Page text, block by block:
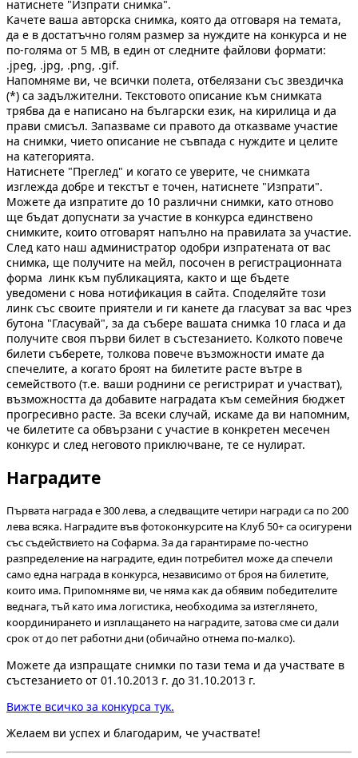
натиснете "Изпрати снимка".
Качете ваша авторска снимка, която да отговаря на темата,
да е в достатъчно голям размер за нуждите на конкурса и не
по-голяма от 5 МВ, в един от следните файлови формати:
.jpeg, .jpg, .png, .gif.
Напомняме ви, че всички полета, отбелязани със звездичка
(*) са задължителни. Текстовото описание към снимката
трябва да е написано на български език, на кирилица и да
прави смисъл. Запазваме си правото да отказваме участие
на снимки, чието описание не съвпада с нуждите и целите
на категорията.
Натиснете "Преглед" и когато се уверите, че снимката
изглежда добре и текстът е точен, натиснете "Изпрати".
Можете да изпратите до 10 различни снимки, като отново
ще бъдат допуснати за участие в конкурса единствено
снимките, които отговарят напълно на правилата за участие.
След като наш администратор одобри изпратената от вас
снимка, ще получите на мейл, посочен в регистрационната
форма линк към публикацията, както и ще бъдете
уведомени с нова нотификация в сайта. Споделяйте този
линк със своите приятели и ги канете да гласуват за вас чрез
бутона "Гласувай", за да събере вашата снимка 10 гласа и да
получите своя първи билет в състезанието. Колкото повече
билети съберете, толкова повече възможности имате да
спечелите, а когато броят на билетите расте вътре в
семейството (т.е. ваши роднини се регистрират и участват),
възможността да добавите наградата към семейния бюджет
прогресивно расте. За всеки случай, искаме да ви напомним,
че билетите са обвързани с участие в конкретен месечен
конкурс и след неговото приключване, те се нулират.
Наградите
Първата награда е 300 лева, а следващите четири награди са по 200
лева всяка. Наградите във фотоконкурсите на Клуб 50+ са осигурени
със съдействието на Софарма. За да гарантираме по-честно
разпределение на наградите, един потребител може да спечели
само една награда в конкурса, независимо от броя на билетите,
които има. Припомняме ви, че няма как да обявим победителите
веднага, тъй като има логистика, необходима за изтеглянето,
координирането и изплащането на наградите, затова сме си дали
срок от до пет работни дни (обичайно отнема по-малко).
Можете да изпращате снимки по тази тема и да участвате в
състезанието от 01.10.2013 г. до 31.10.2013 г.
Вижте всичко за конкурса тук.
Желаем ви успех и благодарим, че участвате!